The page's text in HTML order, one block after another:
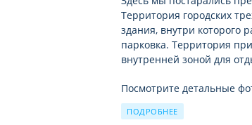
Территория городских
здания, внутри которого
парковка. Территория
внутренней зоной для
Посмотрите детальные
собственными глазами
туров по базам ВСЕХ
ПОДРОБНЕЕ